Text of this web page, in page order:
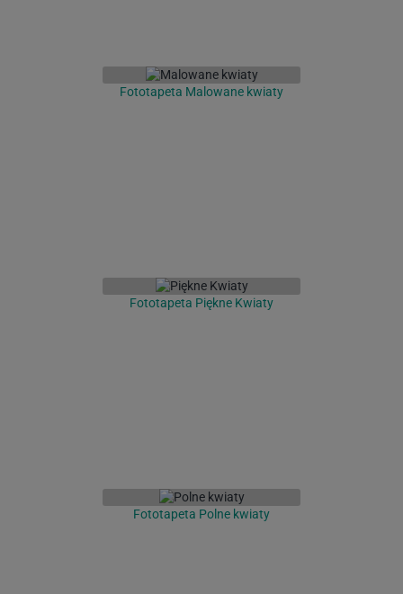
Fototapeta Malowane kwiaty
Fototapeta Piękne Kwiaty
Fototapeta Polne kwiaty